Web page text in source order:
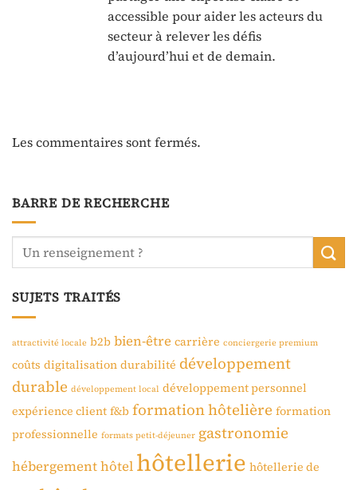
accessible pour aider les acteurs du
secteur à relever les défis
d’aujourd’hui et de demain.
Les commentaires sont fermés.
BARRE DE RECHERCHE
SUJETS TRAITÉS
attractivité locale b2b bien-être carrière conciergerie premium
coûts digitalisation durabilité développement
durable développement local développement personnel
expérience client f&b formation hôtelière formation
professionnelle formats petit-déjeuner gastronomie
hébergementhôtel hôtellerie hôtellerie de